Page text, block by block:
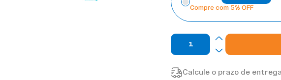
Compre com 5% OFF
Calcule o prazo de